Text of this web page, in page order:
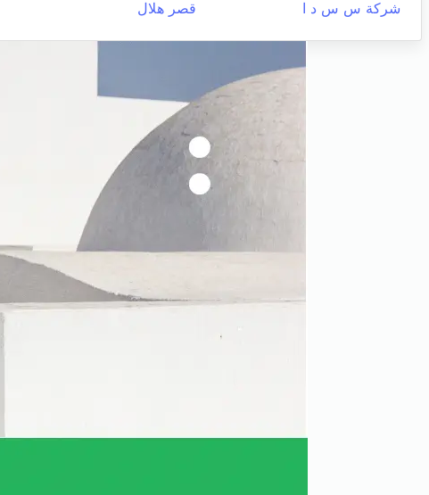
شركة س س د ا
قصر هلال